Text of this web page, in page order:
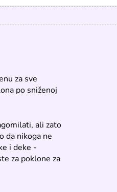
za sve
po sniženoj
ali zato
da nikoga ne
i deke -
za poklone za